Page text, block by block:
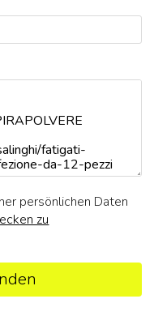
persönlichen Daten
zu